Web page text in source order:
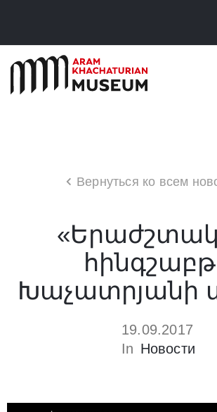
Вернуться ко всем
Խաչատրյանի
19.09.2017
In Новости